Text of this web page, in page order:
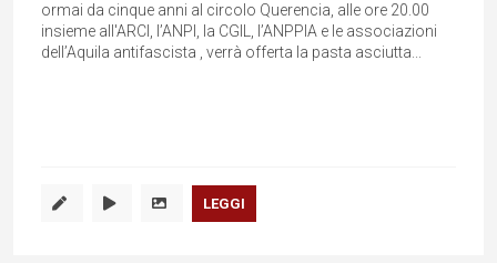
ormai da cinque anni al circolo Querencia, alle ore 20.00
insieme all'ARCI, l’ANPI, la CGIL, l’ANPPIA e le associazioni
dell’Aquila antifascista , verrà offerta la pasta asciutta...
LEGGI